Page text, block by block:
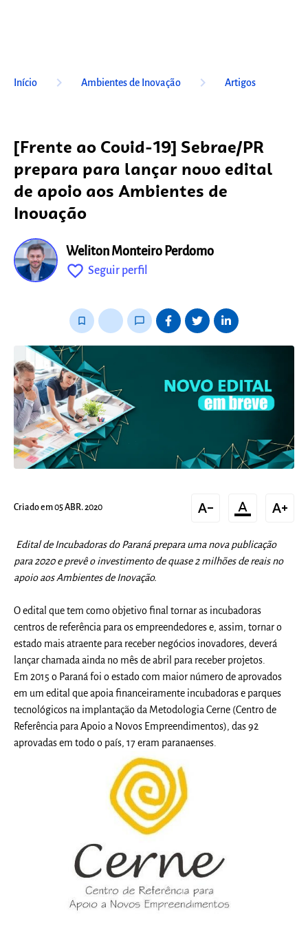
Início keyboard_arrow_right Ambientes de Inovação keyboard_arrow_right Artigos
[Frente ao Covid-19] Sebrae/PR
prepara para lançar novo edital
de apoio aos Ambientes de
Inovação
Weliton Monteiro Perdomo
favorite_outline Seguir perfil
bookmark_border chat_bubble_outline
Criado em 05 ABR. 2020 text_decrease format_color_text text_increase
Edital de Incubadoras do Paraná prepara uma nova publicação
para 2020 e prevê o investimento de quase 2 milhões de reais no
apoio aos Ambientes de Inovação.
O edital que tem como objetivo final tornar as incubadoras
centros de referência para os empreendedores e, assim, tornar o
estado mais atraente para receber negócios inovadores, deverá
lançar chamada ainda no mês de abril para receber projetos.
Em 2015 o Paraná foi o estado com maior número de aprovados
em um edital que apoia financeiramente incubadoras e parques
tecnológicos na implantação da Metodologia Cerne (Centro de
Referência para Apoio a Novos Empreendimentos), das 92
aprovadas em todo o país, 17 eram paranaenses.